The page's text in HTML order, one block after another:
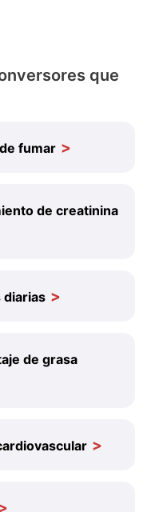
que
fumar
de creatinina
diarias
de grasa